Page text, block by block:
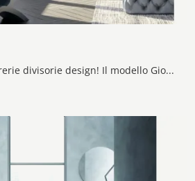
Clicca e scopri le Librerie divisorie design! Il modello Gioia Voltan saprà completare un soggiorno pratico e dinamico.